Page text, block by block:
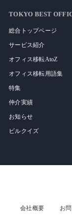
TOKYO BEST
総合トップページ
サービス紹介
オフィス移転AtoZ
オフィス移転用語集
特集
仲介実績
お知らせ
ビルクイズ
会社概要 お